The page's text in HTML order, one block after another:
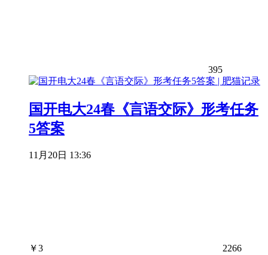
395
国开电大24春《言语交际》形考任务
5答案
11月20日 13:36
￥3 2266